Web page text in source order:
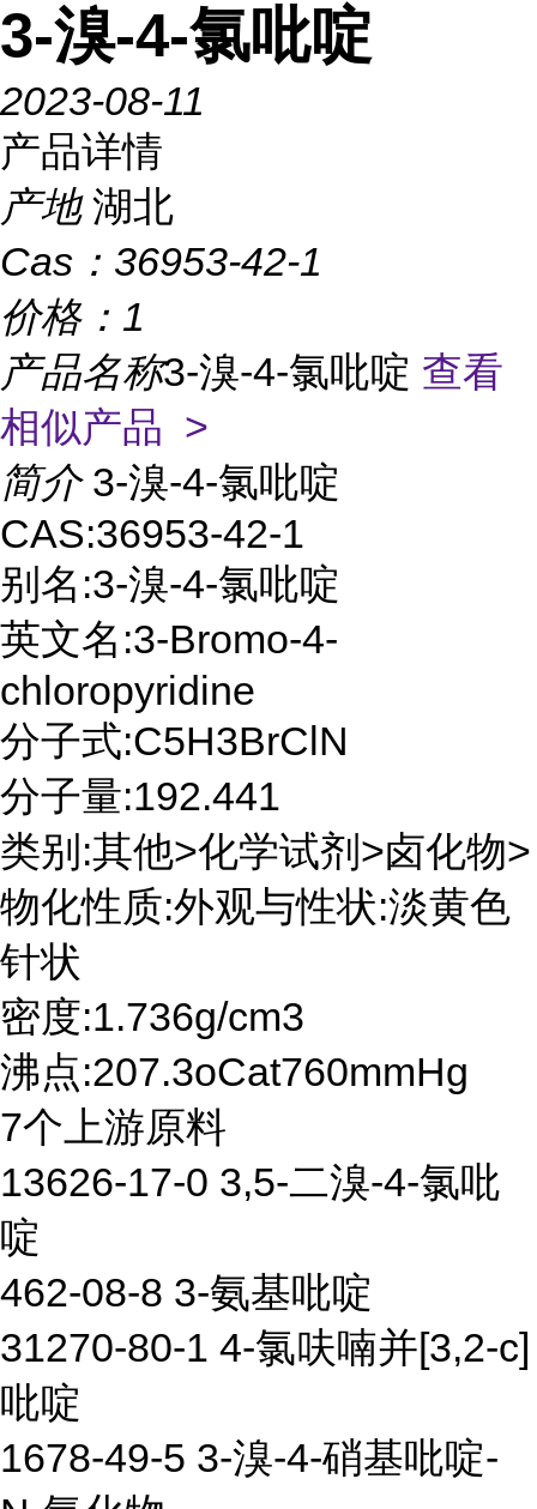
3-溴-4-氯吡啶
2023-08-11
产品详情
产地 湖北
Cas： 36953-42-1
价格： 1
产品名称3-溴-4-氯吡啶 查看
相似产品 >
简介 3-溴-4-氯吡啶
CAS:36953-42-1
别名:3-溴-4-氯吡啶
英文名:3-Bromo-4-
chloropyridine
分子式:C5H3BrClN
分子量:192.441
类别:其他>化学试剂>卤化物>
物化性质:外观与性状:淡黄色
针状
密度:1.736g/cm3
沸点:207.3oCat760mmHg
7个上游原料
13626-17-0 3,5-二溴-4-氯吡
啶
462-08-8 3-氨基吡啶
31270-80-1 4-氯呋喃并[3,2-c]
吡啶
1678-49-5 3-溴-4-硝基吡啶-